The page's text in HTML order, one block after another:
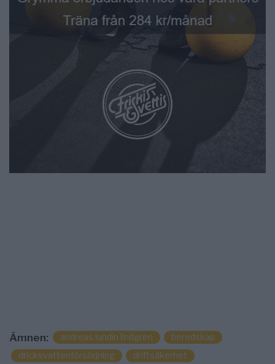
Ämnen: andreas lundin lindgren
beredskap
dricksvattenförsörjning
driftsäkerhet